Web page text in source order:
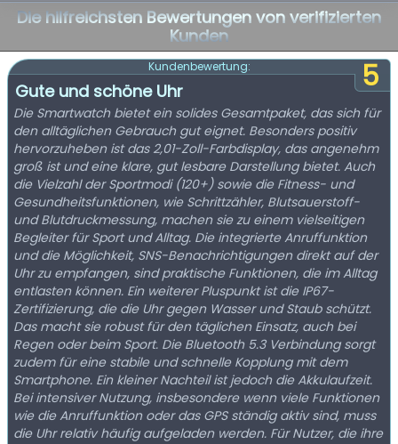
Die hilfreichsten Bewertungen von verifizierten
Kunden
5
Kundenbewertung:
Gute und schöne Uhr
Die Smartwatch bietet ein solides Gesamtpaket, das sich für
den alltäglichen Gebrauch gut eignet. Besonders positiv
hervorzuheben ist das 2,01-Zoll-Farbdisplay, das angenehm
groß ist und eine klare, gut lesbare Darstellung bietet. Auch
die Vielzahl der Sportmodi (120+) sowie die Fitness- und
Gesundheitsfunktionen, wie Schrittzähler, Blutsauerstoff-
und Blutdruckmessung, machen sie zu einem vielseitigen
Begleiter für Sport und Alltag. Die integrierte Anruffunktion
und die Möglichkeit, SNS-Benachrichtigungen direkt auf der
Uhr zu empfangen, sind praktische Funktionen, die im Alltag
entlasten können. Ein weiterer Pluspunkt ist die IP67-
Zertifizierung, die die Uhr gegen Wasser und Staub schützt.
Das macht sie robust für den täglichen Einsatz, auch bei
Regen oder beim Sport. Die Bluetooth 5.3 Verbindung sorgt
zudem für eine stabile und schnelle Kopplung mit dem
Smartphone. Ein kleiner Nachteil ist jedoch die Akkulaufzeit.
Bei intensiver Nutzung, insbesondere wenn viele Funktionen
wie die Anruffunktion oder das GPS ständig aktiv sind, muss
die Uhr relativ häufig aufgeladen werden. Für Nutzer, die ihre